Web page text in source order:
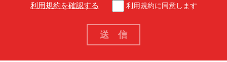
利用規約を確認する 利用規約に同意します